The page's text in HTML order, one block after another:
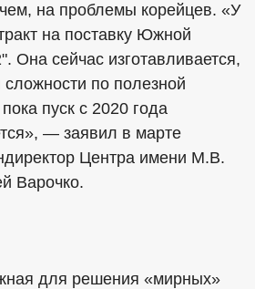
на проблемы корейцев. «У
на поставку Южной
Она сейчас изготавливается,
сложности по полезной
пуск с 2020 года
— заявил в марте
Центра имени М.В.
Варочко.
для решения «мирных»